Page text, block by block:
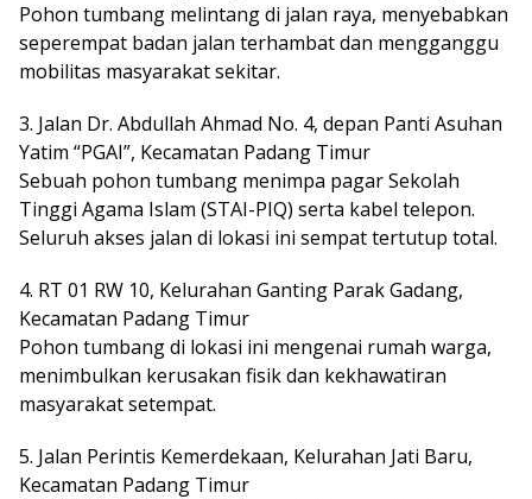
Pohon tumbang melintang di jalan raya, menyebabkan
seperempat badan jalan terhambat dan mengganggu
mobilitas masyarakat sekitar.
3. Jalan Dr. Abdullah Ahmad No. 4, depan Panti Asuhan
Yatim “PGAI”, Kecamatan Padang Timur
Sebuah pohon tumbang menimpa pagar Sekolah
Tinggi Agama Islam (STAI-PIQ) serta kabel telepon.
Seluruh akses jalan di lokasi ini sempat tertutup total.
4. RT 01 RW 10, Kelurahan Ganting Parak Gadang,
Kecamatan Padang Timur
Pohon tumbang di lokasi ini mengenai rumah warga,
menimbulkan kerusakan fisik dan kekhawatiran
masyarakat setempat.
5. Jalan Perintis Kemerdekaan, Kelurahan Jati Baru,
Kecamatan Padang Timur